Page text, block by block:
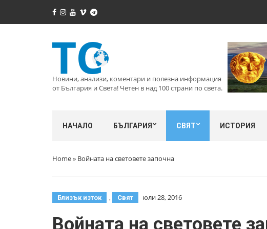
Новини, анализи, коментари и полезна информация
от България и Света! Четен в над 100 страни по света.
НАЧАЛО БЪЛГАРИЯ СВЯТ ИСТОРИЯ
Home» Войната на световете започна
Близък изток , Свят юли 28, 2016
Войната на световете